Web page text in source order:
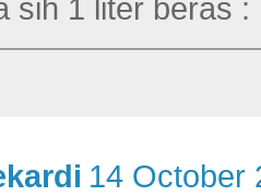
sih 1 liter beras
14 October